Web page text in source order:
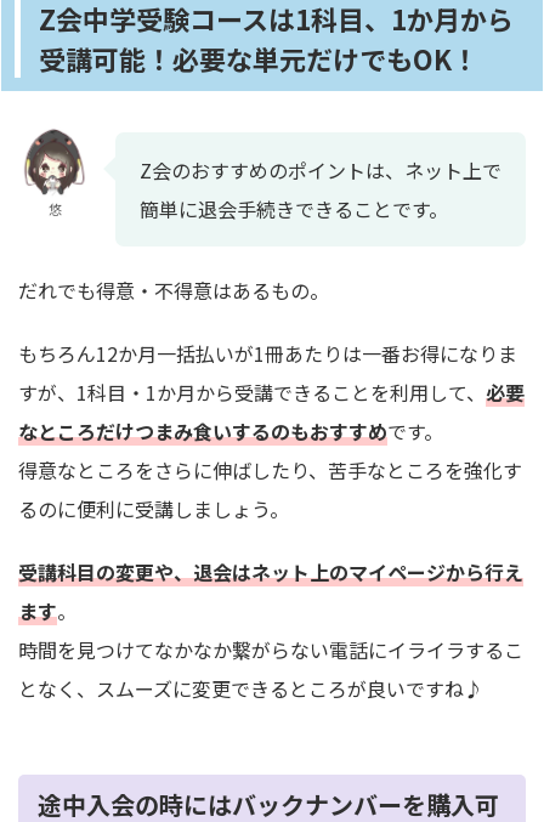
Z会中学受験コースは1科目、1か月から
受講可能！必要な単元だけでもOK！
悠
Z会のおすすめのポイントは、ネット上で
簡単に退会手続きできることです。
だれでも得意・不得意はあるもの。
もちろん12か月一括払いが1冊あたりは一番お得になりま
すが、1科目・1か月から受講できることを利用して、 必要
なところだけつまみ食いするのもおすすめです。
得意なところをさらに伸ばしたり、苦手なところを強化す
るのに便利に受講しましょう。
受講科目の変更や、退会はネット上のマイページから行え
ます。
時間を見つけてなかなか繋がらない電話にイライラするこ
となく、スムーズに変更できるところが良いですね♪
途中入会の時にはバックナンバーを購入可